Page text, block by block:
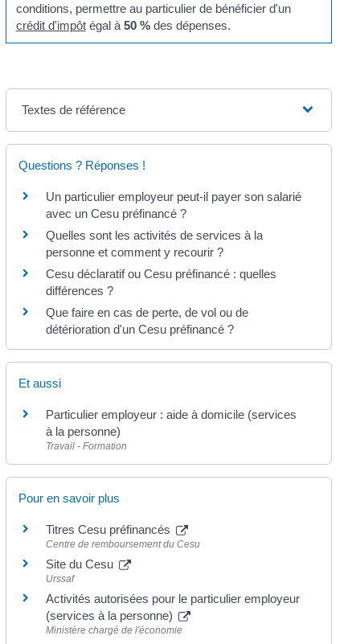
conditions, permettre au particulier de bénéficier d'un
crédit d'impôtégal à 50 %des dépenses.
Textes de référence
Questions ? Réponses !
Un particulier employeur peut-il payer son salarié
avec un Cesu préfinancé ?
Quelles sont les activités de services à la
personne et comment y recourir ?
Cesu déclaratif ou Cesu préfinancé : quelles
différences ?
Que faire en cas de perte, de vol ou de
détérioration d'un Cesu préfinancé ?
Et aussi
Particulier employeur : aide à domicile (services
à la personne)
Travail - Formation
Pour en savoir plus
Titres Cesu préfinancés
Centre de remboursement du Cesu
Site du Cesu
Urssaf
Activités autorisées pour le particulier employeur
(services à la personne)
Ministère chargé de l'économie